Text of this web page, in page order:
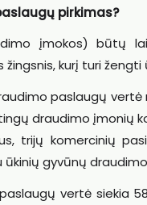
pirkimas?
įmokos) būtų
kurį turi žengti
paslaugų
draudimo įmonių
trijų komercinių
ūkinių gyvūnų
vertė siekia